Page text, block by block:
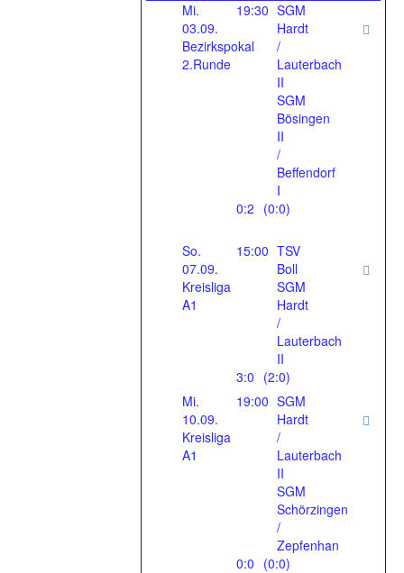
Mi.
03.09.
Bezirkspokal
2.Runde
19:30 SGM
Hardt
/
Lauterbach
II
SGM
Bösingen
II
/
Beffendorf
I
0:2 (0:0)
So.
07.09.
Kreisliga
A1
15:00 TSV
Boll
SGM
Hardt
/
Lauterbach
II
3:0 (2:0)
Mi.
10.09.
Kreisliga
A1
19:00 SGM
Hardt
/
Lauterbach
II
SGM
Schörzingen
/
Zepfenhan
0:0 (0:0)